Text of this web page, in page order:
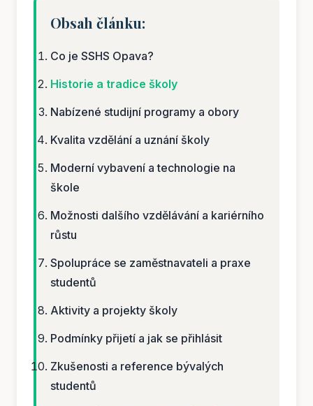
Obsah článku:
Co je SSHS Opava?
Historie a tradice školy
Nabízené studijní programy a obory
Kvalita vzdělání a uznání školy
Moderní vybavení a technologie na
škole
Možnosti dalšího vzdělávání a kariérního
růstu
Spolupráce se zaměstnavateli a praxe
studentů
Aktivity a projekty školy
Podmínky přijetí a jak se přihlásit
Zkušenosti a reference bývalých
studentů